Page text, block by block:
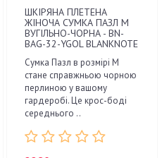
ШКІРЯНА ПЛЕТЕНА
ЖІНОЧА СУМКА ПАЗЛ M
ВУГІЛЬНО-ЧОРНА - BN-
BAG-32-YGOL BLANKNOTE
Сумка Пазл в розмірі М
стане справжньою чорною
перлиною у вашому
гардеробі. Це крос-боді
середнього ..